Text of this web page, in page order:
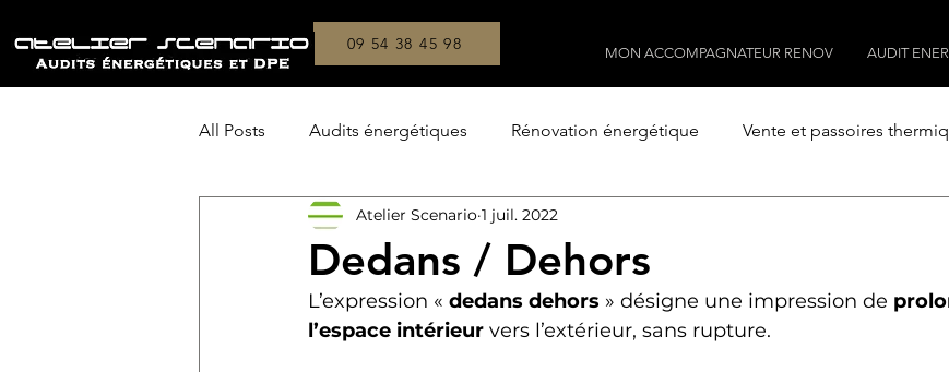
MON ACCOMPAGNATEUR RENOV AUDIT
09 54 38 45 98
All Posts Audits énergétiques Rénovation énergétique Vente et passoires
Copropriétés On a testé ! Construction
Dedans / Dehors
Atelier Scenario 1 juil. 2022
L’expression « dedans dehors » désigne une impression de
l’espace intérieur vers l’extérieur, sans rupture.